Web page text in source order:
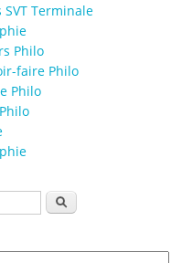
SVT Terminale
Philo
faire Philo
Philo
de recherche
Rechercher